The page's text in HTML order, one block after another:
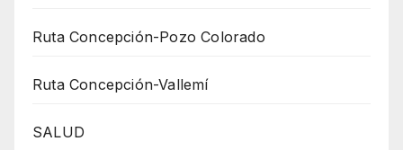
Ruta Concepción-Pozo Colorado
Ruta Concepción-Vallemí
SALUD